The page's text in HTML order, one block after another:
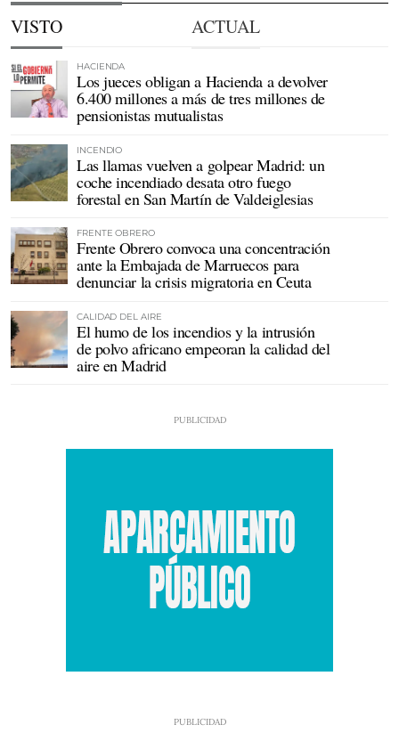
VISTO ACTUAL
HACIENDA
Los jueces obligan a Hacienda a devolver
6.400 millones a más de tres millones de
pensionistas mutualistas
INCENDIO
Las llamas vuelven a golpear Madrid: un
coche incendiado desata otro fuego
forestal en San Martín de Valdeiglesias
FRENTE OBRERO
Frente Obrero convoca una concentración
ante la Embajada de Marruecos para
denunciar la crisis migratoria en Ceuta
CALIDAD DEL AIRE
El humo de los incendios y la intrusión
de polvo africano empeoran la calidad del
aire en Madrid